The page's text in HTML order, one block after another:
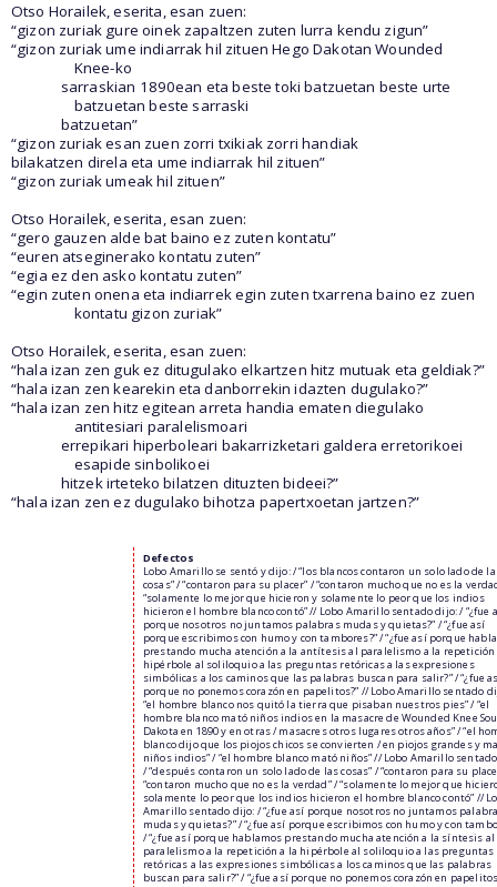
Otso Horailek, eserita, esan zuen:
“gizon zuriak gure oinek zapaltzen zuten lurra kendu zigun”
“gizon zuriak ume indiarrak hil zituen Hego Dakotan Wounded
Knee-ko
sarraskian 1890ean eta beste toki batzuetan beste urte
batzuetan beste sarraski
batzuetan”
“gizon zuriak esan zuen zorri txikiak zorri handiak
bilakatzen direla eta ume indiarrak hil zituen”
“gizon zuriak umeak hil zituen”
Otso Horailek, eserita, esan zuen:
“gero gauzen alde bat baino ez zuten kontatu”
“euren atseginerako kontatu zuten”
“egia ez den asko kontatu zuten”
“egin zuten onena eta indiarrek egin zuten txarrena baino ez zuen
kontatu gizon zuriak”
Otso Horailek, eserita, esan zuen:
“hala izan zen guk ez ditugulako elkartzen hitz mutuak eta geldiak?”
“hala izan zen kearekin eta danborrekin idazten dugulako?”
“hala izan zen hitz egitean arreta handia ematen diegulako
antitesiari paralelismoari
errepikari hiperboleari bakarrizketari galdera erretorikoei
esapide sinbolikoei
hitzek irteteko bilatzen dituzten bideei?”
“hala izan zen ez dugulako bihotza papertxoetan jartzen?”
Defectos
Lobo Amarillo se sentó y dijo: / “los blancos contaron un solo lado de
cosas” / “contaron para su placer” / “contaron mucho que no es la
“solamente lo mejor que hicieron y solamente lo peor que los indios
hicieron el hombre blanco contó” // Lobo Amarillo sentado dijo: / “¿fue
porque nosotros no juntamos palabras mudas y quietas?” / “¿fue así
porque escribimos con humo y con tambores?” / “¿fue así porque
prestando mucha atención a la antítesis al paralelismo a la repetición
hipérbole al soliloquio a las preguntas retóricas a las expresiones
simbólicas a los caminos que las palabras buscan para salir?” / “¿fue
porque no ponemos corazón en papelitos?” // Lobo Amarillo sentado
“el hombre blanco nos quitó la tierra que pisaban nuestros pies” / “el
hombre blanco mató niños indios en la masacre de Wounded Knee
Dakota en 1890 y en otras / masacres otros lugares otros años” / “el
blanco dijo que los piojos chicos se convierten / en piojos grandes y
niños indios” / “el hombre blanco mató niños” // Lobo Amarillo
/ “después contaron un solo lado de las cosas” / “contaron para su
“contaron mucho que no es la verdad” / “solamente lo mejor que
solamente lo peor que los indios hicieron el hombre blanco contó” //
Amarillo sentado dijo: / “¿fue así porque nosotros no juntamos
mudas y quietas?” / “¿fue así porque escribimos con humo y con
/ “¿fue así porque hablamos prestando mucha atención a la síntesis al
paralelismo a la repetición a la hipérbole al soliloquio a las preguntas
retóricas a las expresiones simbólicas a los caminos que las palabras
buscan para salir?” / “¿fue así porque no ponemos corazón en